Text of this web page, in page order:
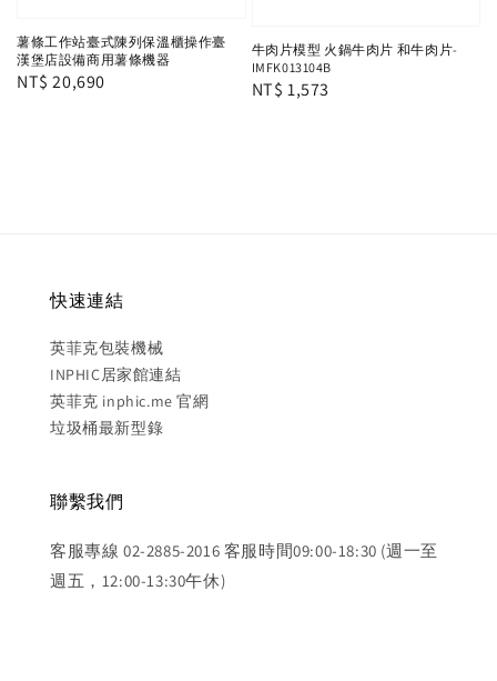
薯條工作站臺式陳列保溫櫃操作臺
漢堡店設備商用薯條機器
Regular
NT$ 20,690
牛肉片模型 火鍋牛肉片 和牛肉片-
IMFK013104B
Regular
NT$ 1,573
快速連結
英菲克包裝機械
INPHIC居家館連結
英菲克 inphic.me 官網
垃圾桶最新型錄
聯繫我們
客服專線 02-2885-2016 客服時間09:00-18:30 (週一至
週五，12:00-13:30午休)